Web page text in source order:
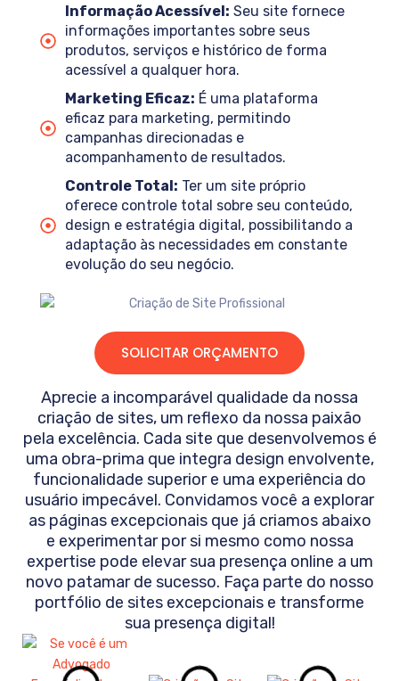
Informação Acessível: Seu site fornece
informações importantes sobre seus
produtos, serviços e histórico de forma
acessível a qualquer hora.
Marketing Eficaz: É uma plataforma
eficaz para marketing, permitindo
campanhas direcionadas e
acompanhamento de resultados.
Controle Total: Ter um site próprio
oferece controle total sobre seu conteúdo,
design e estratégia digital, possibilitando a
adaptação às necessidades em constante
evolução do seu negócio.
SOLICITAR ORÇAMENTO
Aprecie a incomparável qualidade da nossa
criação de sites, um reflexo da nossa paixão
pela excelência. Cada site que desenvolvemos é
uma obra-prima que integra design envolvente,
funcionalidade superior e uma experiência do
usuário impecável. Convidamos você a explorar
as páginas excepcionais que já criamos abaixo
e experimentar por si mesmo como nossa
expertise pode elevar sua presença online a um
novo patamar de sucesso. Faça parte do nosso
portfólio de sites excepcionais e transforme
sua presença digital!